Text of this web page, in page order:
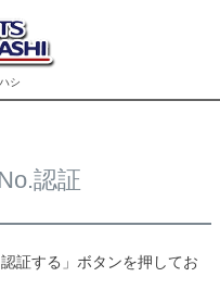
シ
認証
証する」ボタンを押してお